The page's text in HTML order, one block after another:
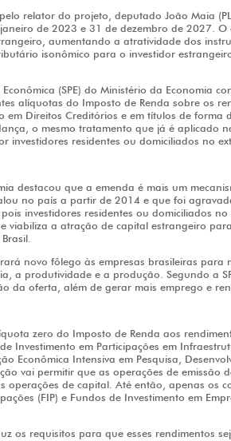
relator do projeto, deputado João Maia
de 2023 e 31 de dezembro de 2027.
aumentando a atratividade dos
isonômico para o investidor
(SPE) do Ministério da Economia
alíquotas do Imposto de Renda sobre os
em Direitos Creditórios e em títulos de
o mesmo tratamento que já é aplicado
investidores residentes ou domiciliados no
destacou que a emenda é mais um
no país a partir de 2014 e que foi
investidores residentes ou domiciliados
viabiliza a atração de capital estrangeiro
novo fôlego às empresas brasileiras para
a produtividade e a produção. Segundo a
da oferta, além de gerar mais emprego e
zero do Imposto de Renda aos
Investimento em Participações em
Econômica Intensiva em Pesquisa,
vai permitir que as operações de emissão
operações de capital. Até então, apenas os
(FIP) e Fundos de Investimento em
os requisitos para que esses rendimentos